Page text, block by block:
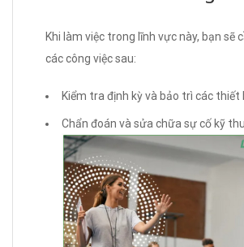
Khi làm việc trong lĩnh vực này, bạn sẽ
các công việc sau:
Kiểm tra định kỳ và bảo trì các thiết
Chẩn đoán và sửa chữa sự cố kỹ